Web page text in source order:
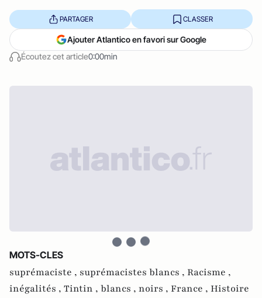
Écoutez cet article0:00min
PARTAGER CLASSER
Ajouter Atlantico en favori sur Google
MOTS-CLES
suprémaciste , suprémacistes blancs , Racisme ,
inégalités , Tintin , blancs , noirs , France , Histoire